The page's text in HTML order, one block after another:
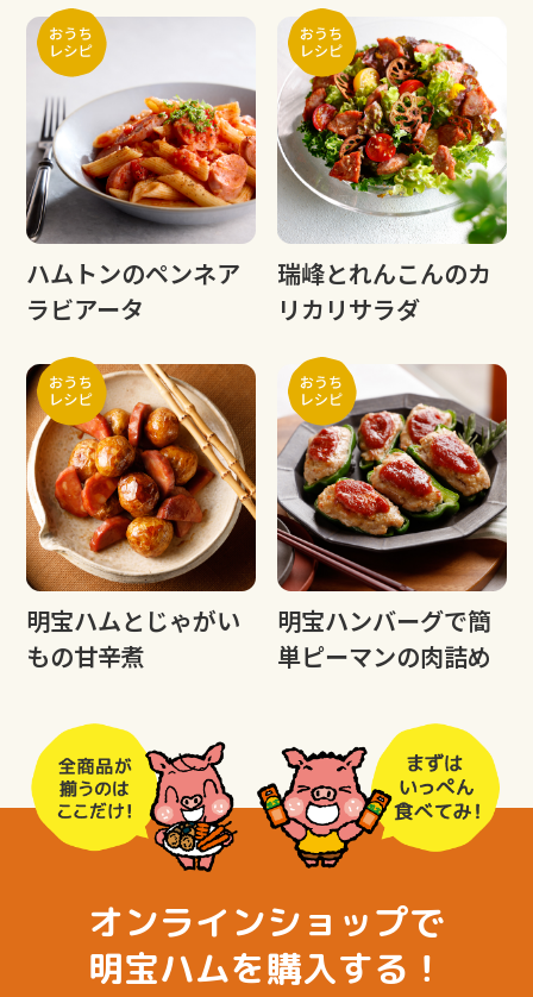
ハムトンのペンネア
ラビアータ
瑞峰とれんこんのカ
リカリサラダ
明宝ハムとじゃがい
もの甘辛煮
明宝ハンバーグで簡
単ピーマンの肉詰め
オンラインショップで
明宝ハムを購入する！